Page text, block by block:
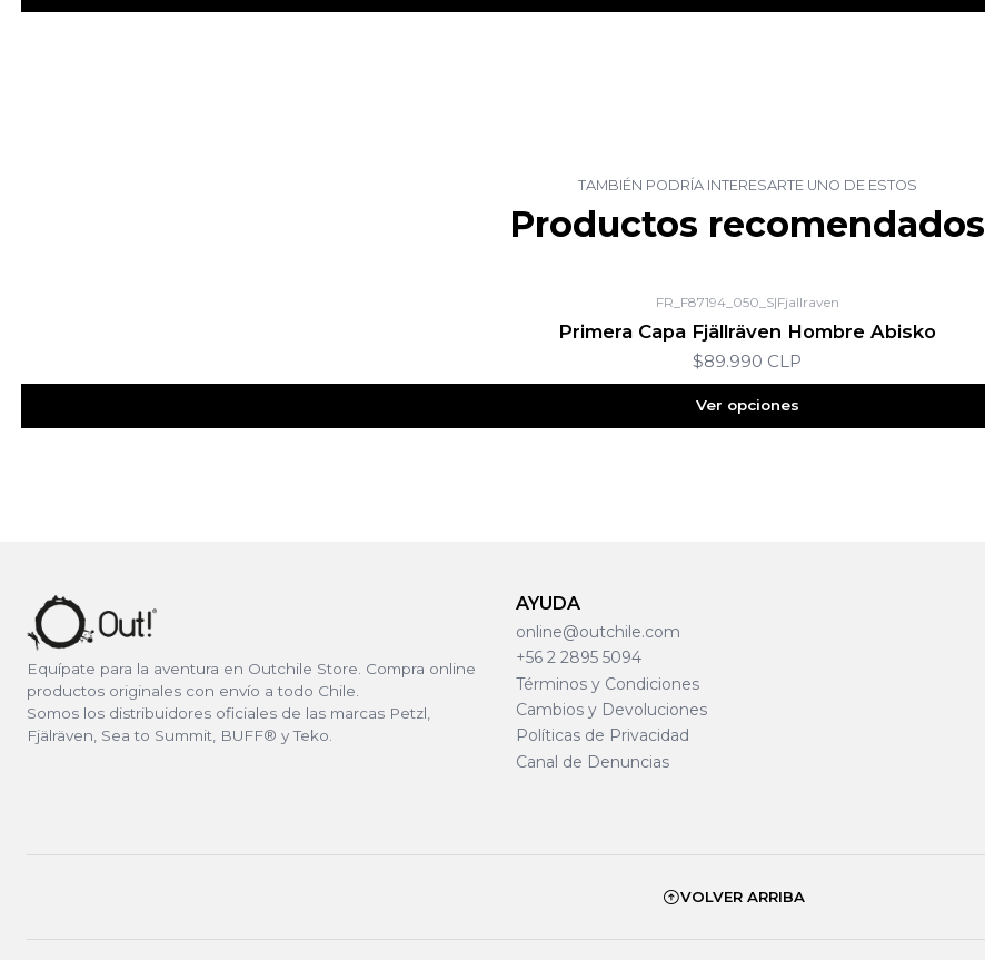
TAMBIÉN PODRÍA INTERESARTE UNO DE ESTOS
Productos recomendados
FR_F87194_050_S|Fjallraven
Primera Capa Fjällräven Hombre Abisko
$89.990 CLP
Ver opciones
Equípate para la aventura en Outchile Store. Compra online
productos originales con envío a todo Chile.
Somos los distribuidores oficiales de las marcas Petzl,
Fjälräven, Sea to Summit, BUFF® y Teko.
AYUDA
online@outchile.com
+56 2 2895 5094
Términos y Condiciones
Cambios y Devoluciones
Políticas de Privacidad
Canal de Denuncias
VOLVER ARRIBA